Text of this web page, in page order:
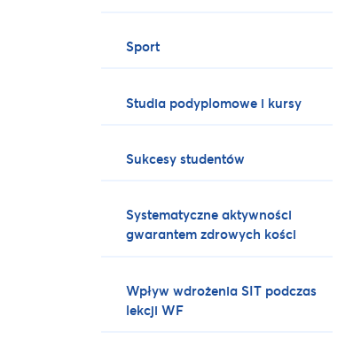
Sport
Studia podyplomowe i kursy
Sukcesy studentów
Systematyczne aktywności
gwarantem zdrowych kości
Wpływ wdrożenia SIT podczas
lekcji WF